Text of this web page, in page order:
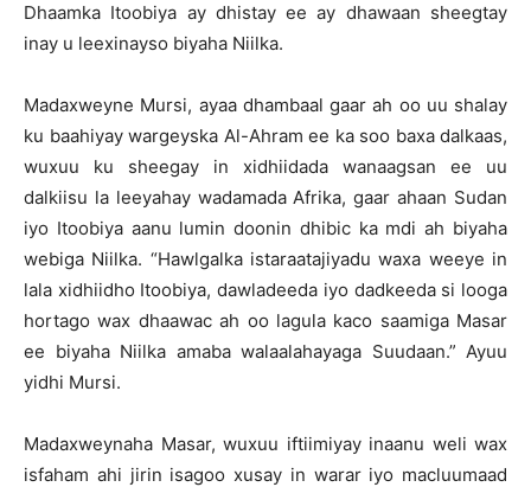
Dhaamka Itoobiya ay dhistay ee ay dhawaan sheegtay
inay u leexinayso biyaha Niilka.
Madaxweyne Mursi, ayaa dhambaal gaar ah oo uu shalay
ku baahiyay wargeyska Al-Ahram ee ka soo baxa dalkaas,
wuxuu ku sheegay in xidhiidada wanaagsan ee uu
dalkiisu la leeyahay wadamada Afrika, gaar ahaan Sudan
iyo Itoobiya aanu lumin doonin dhibic ka mdi ah biyaha
webiga Niilka. “Hawlgalka istaraatajiyadu waxa weeye in
lala xidhiidho Itoobiya, dawladeeda iyo dadkeeda si looga
hortago wax dhaawac ah oo lagula kaco saamiga Masar
ee biyaha Niilka amaba walaalahayaga Suudaan.” Ayuu
yidhi Mursi.
Madaxweynaha Masar, wuxuu iftiimiyay inaanu weli wax
isfaham ahi jirin isagoo xusay in warar iyo macluumaad